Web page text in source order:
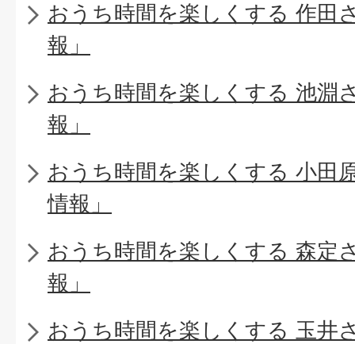
おうち時間を楽しくする 作田
報」
おうち時間を楽しくする 池淵
報」
おうち時間を楽しくする 小田
情報」
おうち時間を楽しくする 森定
報」
おうち時間を楽しくする 玉井